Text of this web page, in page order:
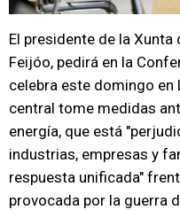
El presidente de la Xunta
Feijóo, pedirá en la
celebra este domingo en
central tome medidas
energía, que está
industrias, empresas y
respuesta unificada"
provocada por la guerra